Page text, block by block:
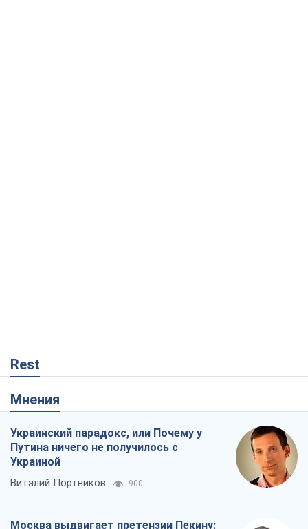
Rest
Мнения
Украинский парадокс, или Почему у
Путина ничего не получилось с
Украиной
Виталий Портников 900
Москва выдвигает претензии Пекину: